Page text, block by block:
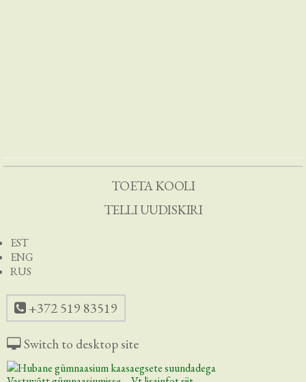
TOETA KOOLI
TELLI UUDISKIRI
EST
ENG
RUS
+372 519 83519
Switch to desktop site